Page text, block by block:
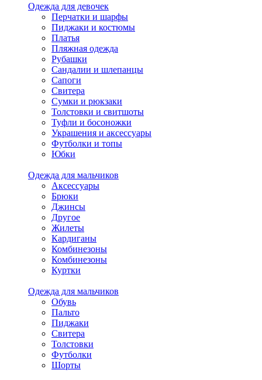
Одежда для девочек
Перчатки и шарфы
Пиджаки и костюмы
Платья
Пляжная одежда
Рубашки
Сандалии и шлепанцы
Сапоги
Свитера
Сумки и рюкзаки
Толстовки и свитшоты
Туфли и босоножки
Украшения и аксессуары
Футболки и топы
Юбки
Одежда для мальчиков
Аксессуары
Брюки
Джинсы
Другое
Жилеты
Кардиганы
Комбинезоны
Комбинезоны
Куртки
Одежда для мальчиков
Обувь
Пальто
Пиджаки
Свитера
Толстовки
Футболки
Шорты